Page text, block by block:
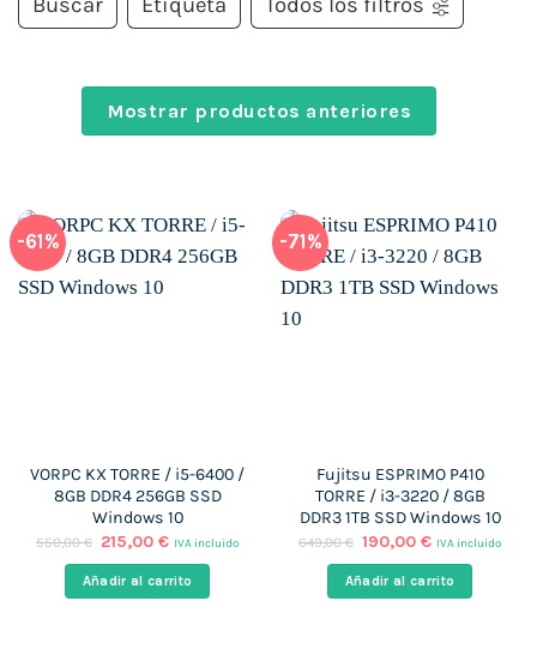
Mostrar productos anteriores
-61%
VORPC KX TORRE / i5-6400 /
8GB DDR4 256GB SSD
Windows 10
550,00€ El
original
era:
215,00€El
actual
es:
IVA incluido
Añadir al carrito
-71%
Fujitsu ESPRIMO P410
TORRE / i3-3220 / 8GB
DDR3 1TB SSD Windows 10
649,00€ El
original
era:
190,00€El
actual
es:
IVA incluido
Añadir al carrito